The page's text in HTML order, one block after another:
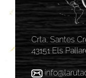
Crta, Santes
43151 Els